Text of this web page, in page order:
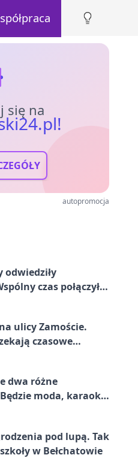
się na
autopromocja
odwiedziły
czas połączył
ulicy Zamoście.
czasowe
dwa różne
moda, karaoke
pod lupą. Tak
w Bełchatowie